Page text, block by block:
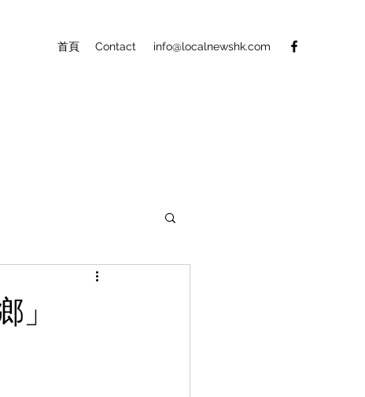
首頁 Contact info@localnewshk.com
」